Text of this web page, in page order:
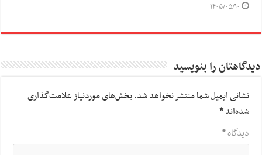
۱۴۰۵/۰۵/۱۰
دیدگاهتان را بنویسید
نشانی ایمیل شما منتشر نخواهد شد.بخش‌های موردنیاز علامت‌گذاری
شده‌اند*
دیدگاه*